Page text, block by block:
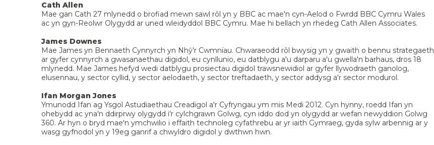
Cath Allen
Mae gan Cath 27 mlynedd o brofiad mewn sawl rôl yn y BBC ac mae'n cyn-Aelod o Fwrdd BBC Cymru Wales
ac yn gyn-Reolwr Olygydd ar uned wleidyddol BBC Cymru. Mae hi bellach yn rhedeg Cath Allen Associates.
James Downes
Mae James yn Bennaeth Cynnyrch yn Nhŷ'r Cwmnïau. Chwaraeodd rôl bwysig yn y gwaith o bennu strategaeth
ar gyfer cynnyrch a gwasanaethau digidol, eu cynllunio, eu datblygu a'u darparu a'u gwella'n barhaus, dros 18
mlynedd. Mae James hefyd wedi datblygu prosiectau digidol trawsnewidiol ar gyfer llywodraeth ganolog,
elusennau, y sector cyllid, y sector aelodaeth, y sector treftadaeth, y sector addysg a'r sector modurol.
Ifan Morgan Jones
Ymunodd Ifan ag Ysgol Astudiaethau Creadigol a'r Cyfryngau ym mis Medi 2012. Cyn hynny, roedd Ifan yn
ohebydd ac yna'n ddirprwy olygydd i'r cylchgrawn Golwg, cyn iddo dod yn olygydd ar wefan newyddion Golwg
360. Ar hyn o bryd mae'n ymchwilio i effaith technoleg cyfathrebu ar yr iaith Gymraeg, gyda sylw arbennig ar y
wasg gyfnodol yn y 19eg ganrif a chwyldro digidol y dwthwn hwn.